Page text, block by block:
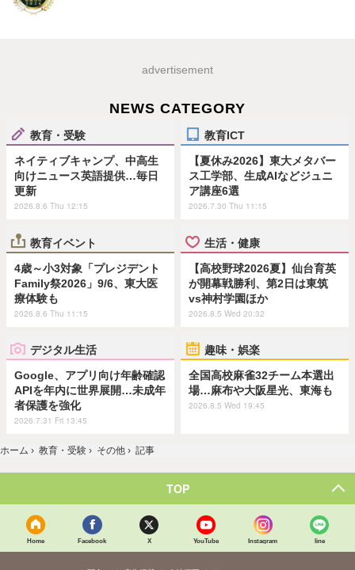
advertisement
NEWS CATEGORY
教育・受験
ネイティブキャンプ、中高生
向けニュース英語提供…毎日
更新
2026.8.6 Thu 12:15
教育ICT
【夏休み2026】東大メタバー
ス工学部、生成AIなどジュニ
ア講座6選
2026.7.30 Thu 11:15
教育イベント
4歳～小3対象「プレジデント
Family祭2026」9/6、東大医
療体験も
2026.8.6 Thu 11:15
生活・健康
【高校野球2026夏】仙台育英
が開幕戦勝利、第2日は東筑
vs神村学園ほか
2026.8.5 Wed 20:32
デジタル生活
Google、アプリ向け年齢確認
APIを年内に世界展開…未成年
者保護を強化
2026.7.31 Fri 13:45
趣味・娯楽
全国高校麻雀32チーム本選出
場…麻布や大阪星光、東海も
2026.8.5 Wed 19:45
ホーム › 教育・受験 › その他 › 記事
TOP
Home Facebook X YouTube Instagram line